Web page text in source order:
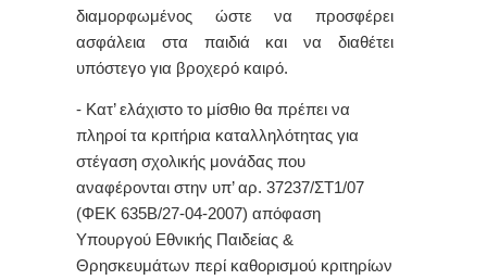
διαμορφωμένος ώστε να προσφέρει
ασφάλεια στα παιδιά και να διαθέτει
υπόστεγο για βροχερό καιρό.
- Κατ’ ελάχιστο το μίσθιο θα πρέπει να
πληροί τα κριτήρια καταλληλότητας για
στέγαση σχολικής μονάδας που
αναφέρονται στην υπ’ αρ. 37237/ΣΤ1/07
(ΦΕΚ 635Β/27-04-2007) απόφαση
Υπουργού Εθνικής Παιδείας &
Θρησκευμάτων περί καθορισμού κριτηρίων